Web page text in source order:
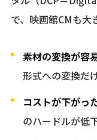
で、映画館CMも大
素材の変換が容
形式への変換だ
コストが下がっ
のハードルが低